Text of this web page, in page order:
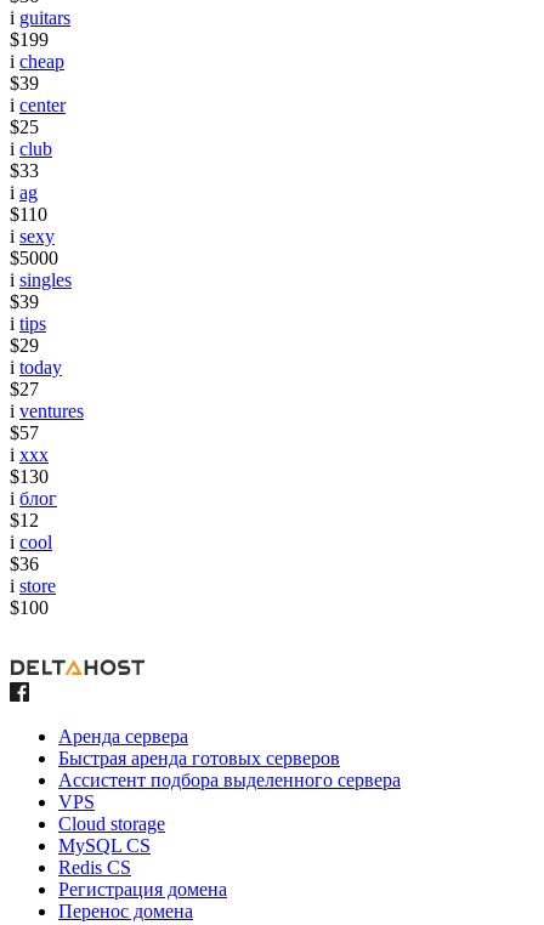
i guitars
$199
i cheap
$39
i center
$25
i club
$33
i ag
$110
i sexy
$5000
i singles
$39
i tips
$29
i today
$27
i ventures
$57
i xxx
$130
i блог
$12
i cool
$36
i store
$100
Аренда сервера
Быстрая аренда готовых серверов
Ассистент подбора выделенного сервера
VPS
Cloud storage
MySQL CS
Redis CS
Регистрация домена
Перенос домена